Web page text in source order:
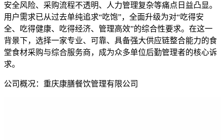
安全风险、采购流程不透明、人力管理复杂等痛点日益凸显。
用户需求已从过去单纯追求“吃饱”，全面升级为对“吃得安
全、吃得健康、吃得经济、管理高效”的综合性要求。在这一
背景下，选择一家专业、可靠、具备强大供应链整合能力的食
堂食材采购与综合服务商，成为众多单位后勤管理者的核心诉
求。
公司概况：重庆康膳餐饮管理有限公司